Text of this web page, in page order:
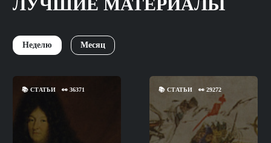
Неделю Месяц
📚 СТАТЬИ 👀 36371 📚СТАТЬИ 👀29272